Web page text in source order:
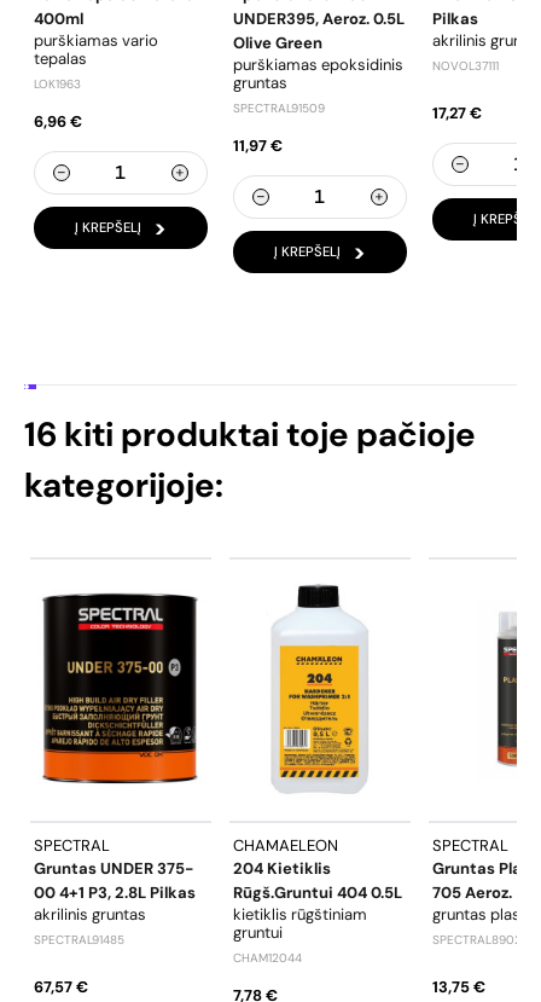
400ml
purškiamas vario
tepalas
LOK1963
6,96 €
Į KREPŠELĮ
UNDER395, Aeroz. 0.5L
Olive Green
purškiamas epoksidinis
gruntas
SPECTRAL91509
11,97 €
Į KREPŠELĮ
Pilkas
akrilinis
NOVOL37111
17,27 €
Į KREPŠELĮ
16 kiti produktai toje pačioje
kategorijoje:
SPECTRAL
Gruntas UNDER 375-
00 4+1 P3, 2.8L Pilkas
akrilinis gruntas
SPECTRAL91485
67,57 €
CHAMAELEON
204 Kietiklis
Rūgš.gruntui 404 0.5L
kietiklis rūgštiniam
gruntui
CHAM12044
7,78 €
SPECTRAL
Gruntas
705 Aeroz.
gruntas
SPECTRAL89022
13,75 €